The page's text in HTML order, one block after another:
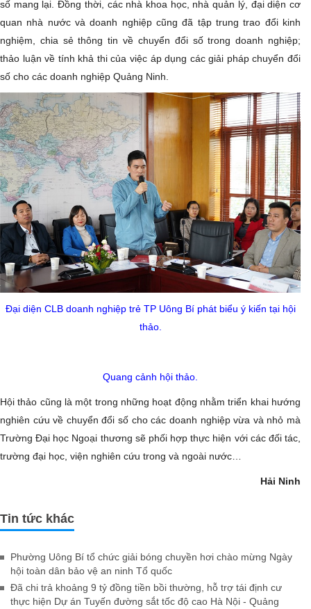
số mang lại. Đồng thời, các nhà khoa học, nhà quản lý, đại diện cơ
quan nhà nước và doanh nghiệp cũng đã tập trung trao đổi kinh
nghiệm, chia sẻ thông tin về chuyển đổi số trong doanh nghiệp;
thảo luận về tính khả thi của việc áp dụng các giải pháp chuyển đổi
số cho các doanh nghiệp Quảng Ninh.
Đại diện CLB doanh nghiệp trẻ TP Uông Bí phát biểu ý kiến tại hội
thảo.
Quang cảnh hội thảo.
Hội thảo cũng là một trong những hoạt động nhằm triển khai hướng
nghiên cứu về chuyển đổi số cho các doanh nghiệp vừa và nhỏ mà
Trường Đại học Ngoại thương sẽ phối hợp thực hiện với các đối tác,
trường đại học, viện nghiên cứu trong và ngoài nước…
Hải Ninh
Tin tức khác
Phường Uông Bí tổ chức giải bóng chuyền hơi chào mừng Ngày
hội toàn dân bảo vệ an ninh Tổ quốc
Đã chi trả khoảng 9 tỷ đồng tiền bồi thường, hỗ trợ tái định cư
thực hiện Dự án Tuyến đường sắt tốc độ cao Hà Nội - Quảng